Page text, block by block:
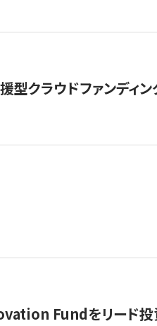
クラウドファンディン
Fundをリード